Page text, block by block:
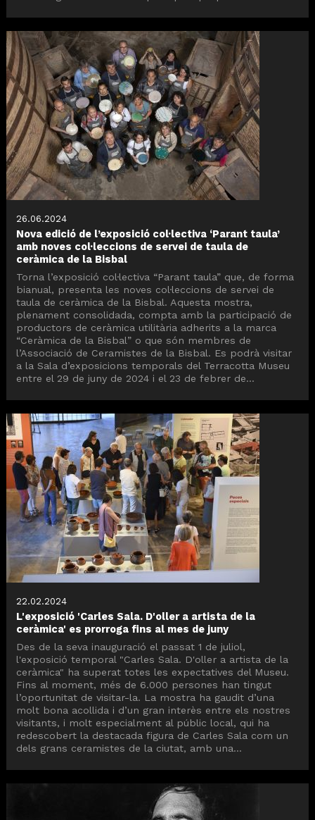
26.06.2024
Nova edició de l’exposició col·lectiva ‘Parant taula’
amb noves col·leccions de servei de taula de
ceràmica de la Bisbal
Torna l’exposició col·lectiva “Parant taula” que, de forma
bianual, presenta les noves col·leccions de servei de
taula de ceràmica de la Bisbal. Aquesta mostra,
plenament consolidada, compta amb la participació de
productors de ceràmica utilitària adherits a la marca
“Ceràmica de la Bisbal” o que són membres de
l’Associació de Ceramistes de la Bisbal. Es podrà visitar
a la Sala d’exposicions temporals del Terracotta Museu
entre el 29 de juny de 2024 i el 23 de febrer de...
22.02.2024
L'exposició 'Carles Sala. D'oller a artista de la
ceràmica' es prorroga fins al mes de juny
Des de la seva inauguració el passat 1 de juliol,
l'exposició temporal "Carles Sala. D'oller a artista de la
ceràmica" ha superat totes les expectatives del Museu.
Fins al moment, més de 6.000 persones han tingut
l’oportunitat de visitar-la. La mostra ha gaudit d’una
molt bona acollida i d’un gran interès entre els nostres
visitants, i molt especialment al públic local, qui ha
redescobert la destacada figura de Carles Sala com un
dels grans ceramistes de la ciutat, amb una...